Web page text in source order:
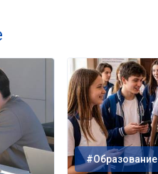
#Образование